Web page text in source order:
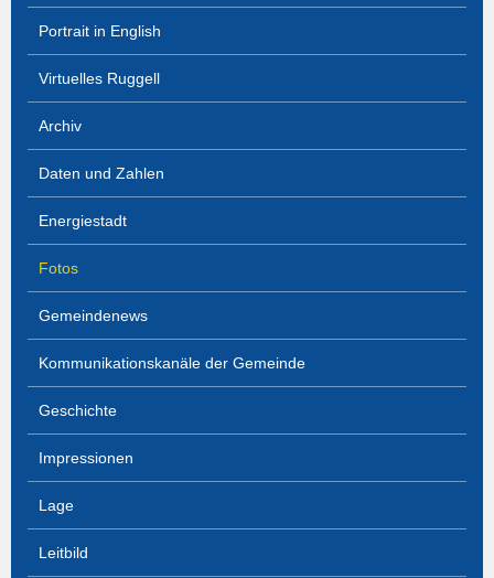
Portrait in English
Virtuelles Ruggell
Archiv
Daten und Zahlen
Energiestadt
Fotos
Gemeindenews
Kommunikationskanäle der Gemeinde
Geschichte
Impressionen
Lage
Leitbild